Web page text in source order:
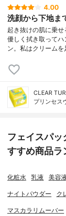
4.00
洗顔から下地ま
起き抜けの肌に乗
優しく拭き取って
ン。私はクリーム
CLEAR
プリンセス
フェイスパ
すすめ商品ラ
化粧水 乳液 美容
ナイトパウダー ク
マスカラリムーバー